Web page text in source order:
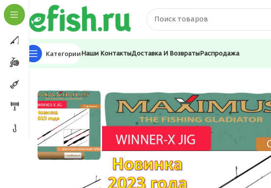
Категории Наши КонтактыДоставка И Возвраты Распродажа
Главная Удилища